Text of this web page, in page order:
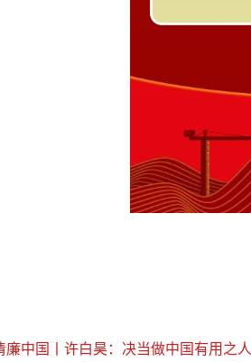
廉中国丨许白昊：决当做中国有用之人